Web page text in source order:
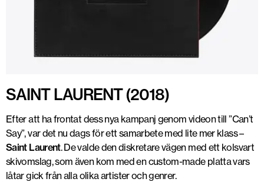
SAINT LAURENT (2018)
Efter att ha frontat dess nya kampanj genom videon till ”Can’t
Say”, var det nu dags för ett samarbete med lite mer klass –
Saint Laurent. De valde den diskretare vägen med ett kolsvart
skivomslag, som även kom med en custom-made platta vars
låtar gick från alla olika artister och genrer.